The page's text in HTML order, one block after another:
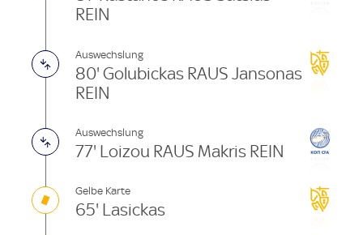
REIN
Auswechslung
80' Golubickas RAUS Jansonas
REIN
Auswechslung
77' Loizou RAUS Makris REIN
Gelbe Karte
65' Lasickas